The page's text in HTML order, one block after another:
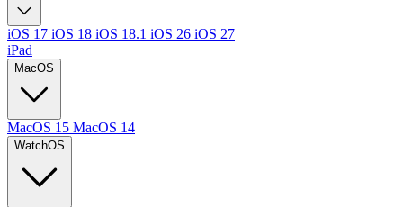
iOS 17 iOS 18 iOS 18.1 iOS 26 iOS 27
iPad
MacOS
MacOS 15 MacOS 14
WatchOS